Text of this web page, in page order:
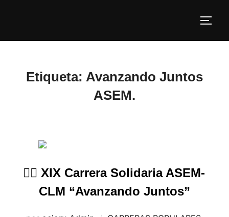
Etiqueta: Avanzando Juntos
ASEM.
🏃‍♂️ XIX Carrera Solidaria ASEM-
CLM “Avanzando Juntos”